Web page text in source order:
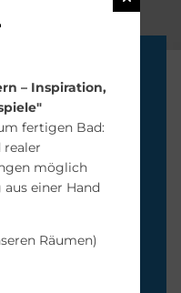
werden in die
Sie vom
Spiegel. Der
in dem Sie
– In­spi­ra­ti­on,
fertigen Bad:
realer
möglich
einer Hand
Räumen)